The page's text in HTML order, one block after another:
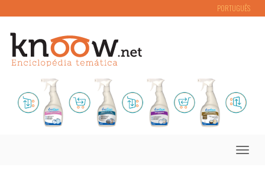
PORTUGUÊS
Toggle